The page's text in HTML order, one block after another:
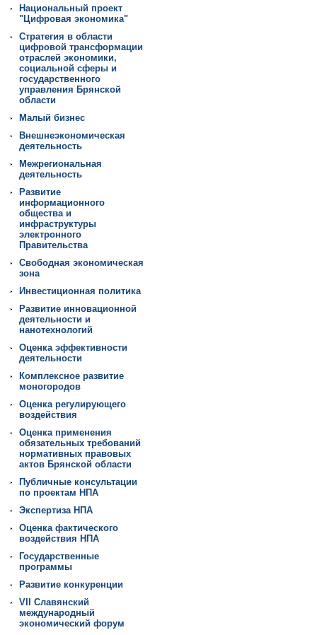
Национальный проект
"Цифровая экономика"
Стратегия в области
цифровой трансформации
отраслей экономики,
социальной сферы и
государственного
управления Брянской
области
Малый бизнес
Внешнеэкономическая
деятельность
Межрегиональная
деятельность
Развитие
информационного
общества и
инфраструктуры
электронного
Правительства
Свободная экономическая
зона
Инвестиционная политика
Развитие инновационной
деятельности и
нанотехнологий
Оценка эффективности
деятельности
Комплексное развитие
моногородов
Оценка регулирующего
воздействия
Оценка применения
обязательных требований
нормативных правовых
актов Брянской области
Публичные консультации
по проектам НПА
Экспертиза НПА
Оценка фактического
воздействия НПА
Государственные
программы
Развитие конкуренции
VII Славянский
международный
экономический форум